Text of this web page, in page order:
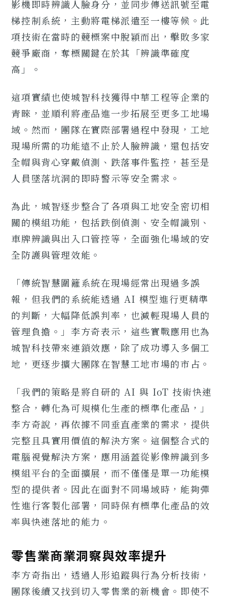
影機即時辨識人臉身分，並同步傳送訊號至電
梯控制系統，主動將電梯派遣至一樓等候。此
項技術在當時的競標案中脫穎而出，擊敗多家
競爭廠商，奪標關鍵在於其「辨識準確度
高」。
這項實績也使城智科技獲得中華工程等企業的
青睞，並順利將產品進一步拓展至更多工地場
域。然而，團隊在實際部署過程中發現，工地
現場所需的功能遠不止於人臉辨識，還包括安
全帽與背心穿戴偵測、跌落事件監控，甚至是
人員墜落坑洞的即時警示等安全需求。
為此，城智逐步整合了各項與工地安全密切相
關的模組功能，包括跌倒偵測、安全帽識別、
車牌辨識與出入口管控等，全面強化場域的安
全防護與管理效能。
「傳統智慧圍籬系統在現場經常出現過多誤
報，但我們的系統能透過 AI 模型進行更精準
的判斷，大幅降低誤判率，也減輕現場人員的
管理負擔。」李方奇表示，這些實戰應用也為
城智科技帶來連鎖效應，除了成功導入多個工
地，更逐步擴大團隊在智慧工地市場的市占。
「我們的策略是將自研的 AI 與 IoT 技術快速
整合，轉化為可規模化生產的標準化產品，」
李方奇說，再依據不同垂直產業的需求，提供
完整且具實用價值的解決方案。這個整合式的
電腦視覺解決方案，應用涵蓋從影像辨識到多
模組平台的全面擴展，而不僅僅是單一功能模
型的提供者。因此在面對不同場域時，能夠彈
性進行客製化部署，同時保有標準化產品的效
率與快速落地的能力。
零售業商業洞察與效率提升
李方奇指出，透過人形追蹤與行為分析技術，
團隊後續又找到切入零售業的新機會。即使不